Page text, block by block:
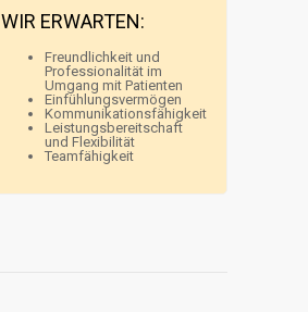
WIR ERWARTEN:
Freundlichkeit und
Professionalität im
Umgang mit Patienten
Einfühlungsvermögen
Kommunikationsfähigkeit
Leistungsbereitschaft
und Flexibilität
Teamfähigkeit